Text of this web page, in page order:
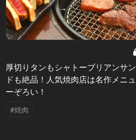
厚切りタンもシャトーブリアンサン
ドも絶品！人気焼肉店は名作メニュ
ーぞろい！
#焼肉